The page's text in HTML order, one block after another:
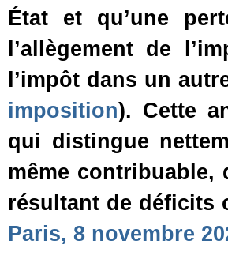
État et qu’une
l’allègement de
l’impôt dans un
imposition). Cette
qui distingue
même contribuable,
résultant de déficits
Paris, 8 novembre